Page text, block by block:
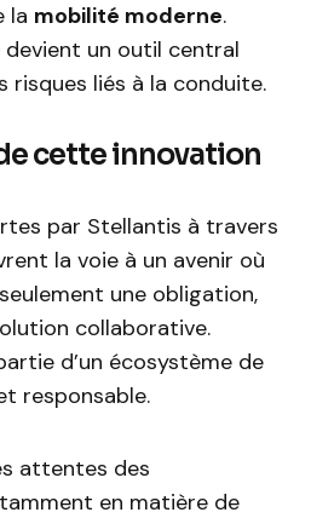
la mobilité moderne.
un outil central
risques liés à la conduite.
cette innovation
par Stellantis à travers
la voie à un avenir où
une obligation,
collaborative.
d’un écosystème de
responsable.
attentes des
en matière de